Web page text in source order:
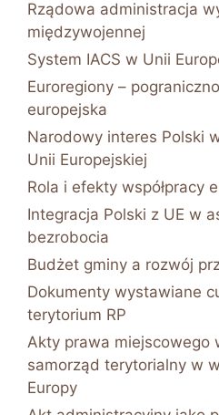
Rządowa administracja
międzywojennej
System IACS w Unii
Euroregiony –
europejska
Narodowy interes Polski
Unii Europejskiej
Rola i efekty współpracy
Integracja Polski z UE w
bezrobocia
Budżet gminy a rozwój
Dokumenty wystawiane
terytorium RP
Akty prawa miejscowego
samorząd terytorialny w
Europy